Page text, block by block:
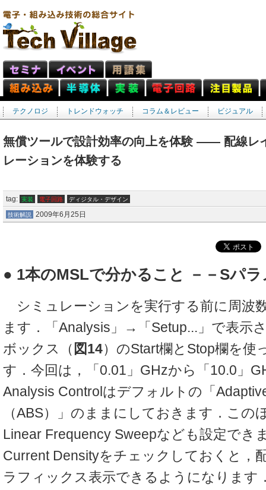
テクノロジ トレンドウォッチ コラム＆レビュー ビジュアル
無償ツールで設計効率の向上を体験 ―― 配線レ
レーションを体験する
tag: 実装 電子回路 ディジタル・デザイン
技術解説 2009年6月25日
● 1本のMSLで分かること －－Sパ
シミュレーションを実行する前に周波
ます．「Analysis」→「Setup...」で表示
ボックス（ 図14）のStart欄とStop欄を使
す．今回は，「0.01」GHzから「10.0」
Analysis Controlはデフォルトの「
（ABS）」のままにしておきます．この
Linear Frequency Sweepなども設定でき
Current Densityをチェックしておくと，
ラフィックス表示できるようになります